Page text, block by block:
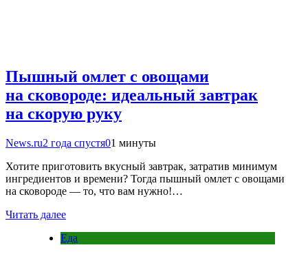
Пышный омлет с овощами
на сковороде: идеальный завтрак
на скорую руку
News.ru2 года спустя01 минуты
Хотите приготовить вкусный завтрак, затратив минимум
ингредиентов и времени? Тогда пышный омлет с овощами
на сковороде — то, что вам нужно!…
Читать далее
Еда